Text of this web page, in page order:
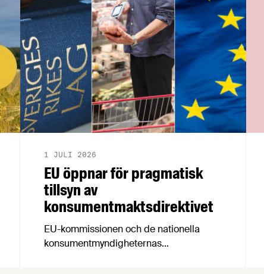
EU öppnar för pragmatisk
tillsyn av
konsumentmaktsdirektivet
1 JULI 2026
EU-kommissionen och de nationella
konsumentmyndigheternas